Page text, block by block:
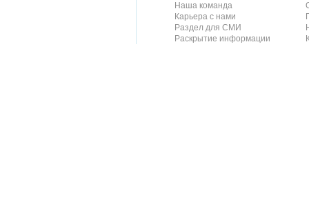
Наша команда
Карьера с нами
Раздел для СМИ
Раскрытие информации